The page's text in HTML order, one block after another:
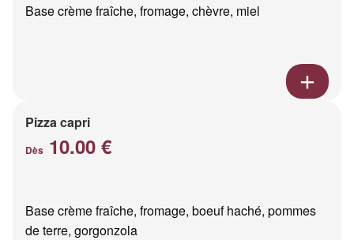
Base crème fraîche, fromage, chèvre, miel
Pizza capri
Dès 10.00 €
Base crème fraîche, fromage, boeuf haché, pommes
de terre, gorgonzola